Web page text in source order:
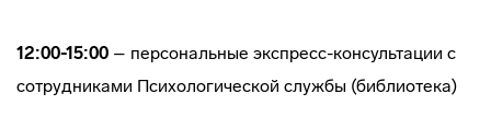
12:00-15:00 – персональные экспресс-консультации с
сотрудниками Психологической службы (библиотека)